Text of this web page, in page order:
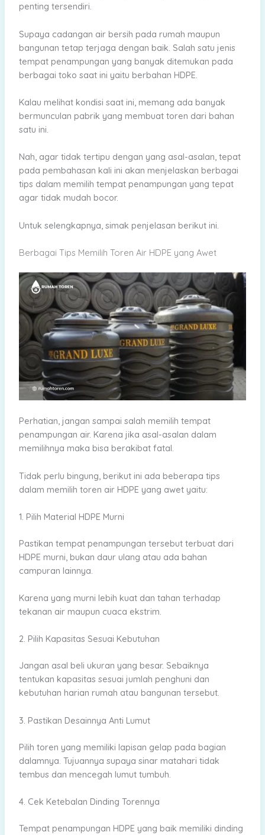
penting tersendiri.
Supaya cadangan air bersih pada rumah maupun
bangunan tetap terjaga dengan baik. Salah satu jenis
tempat penampungan yang banyak ditemukan pada
berbagai toko saat ini yaitu berbahan HDPE.
Kalau melihat kondisi saat ini, memang ada banyak
bermunculan pabrik yang membuat toren dari bahan
satu ini.
Nah, agar tidak tertipu dengan yang asal-asalan, tepat
pada pembahasan kali ini akan menjelaskan berbagai
tips dalam memilih tempat penampungan yang tepat
agar tidak mudah bocor.
Untuk selengkapnya, simak penjelasan berikut ini.
Berbagai Tips Memilih Toren Air HDPE yang Awet
Perhatian, jangan sampai salah memilih tempat
penampungan air. Karena jika asal-asalan dalam
memilihnya maka bisa berakibat fatal.
Tidak perlu bingung, berikut ini ada beberapa tips
dalam memilih toren air HDPE yang awet yaitu:
1. Pilih Material HDPE Murni
Pastikan tempat penampungan tersebut terbuat dari
HDPE murni, bukan daur ulang atau ada bahan
campuran lainnya.
Karena yang murni lebih kuat dan tahan terhadap
tekanan air maupun cuaca ekstrim.
2. Pilih Kapasitas Sesuai Kebutuhan
Jangan asal beli ukuran yang besar. Sebaiknya
tentukan kapasitas sesuai jumlah penghuni dan
kebutuhan harian rumah atau bangunan tersebut.
3. Pastikan Desainnya Anti Lumut
Pilih toren yang memiliki lapisan gelap pada bagian
dalamnya. Tujuannya supaya sinar matahari tidak
tembus dan mencegah lumut tumbuh.
4. Cek Ketebalan Dinding Torennya
Tempat penampungan HDPE yang baik memiliki dinding